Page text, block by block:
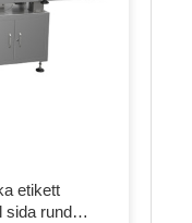
etikett
sida rund